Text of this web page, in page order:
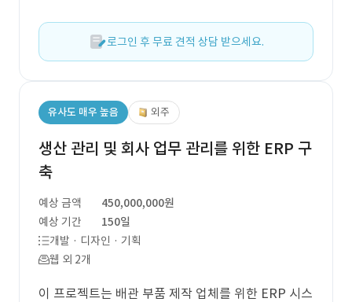
로그인 후 무료 견적 상담 받으세요.
유사도 매우 높음 외주
생산 관리 및 회사 업무 관리를 위한 ERP 구
축
예상 금액
450,000,000원
예상 기간
150일
개발 · 디자인 · 기획
웹 외 2개
이 프로젝트는 배관 부품 제작 업체를 위한 ERP 시스